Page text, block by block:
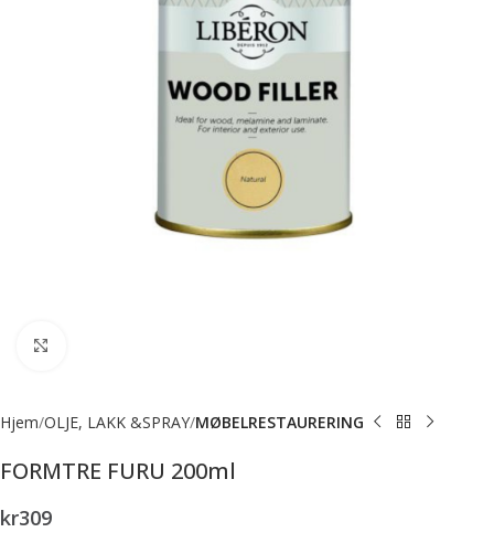
Hjem OLJE, LAKK &SPRAY MØBELRESTAURERING
FORMTRE FURU 200ml
kr309